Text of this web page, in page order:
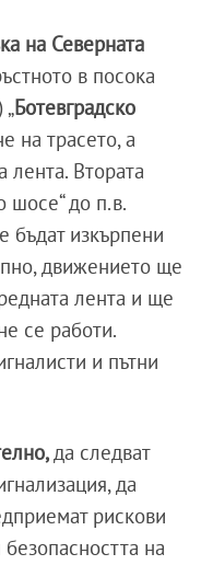
на Северната
в посока
Ботевградско
на трасето, а
Втората
шосе“ до п.в.
бъдат изкърпени
движението ще
лента и ще
се работи.
и пътни
да следват
да
рискови
на